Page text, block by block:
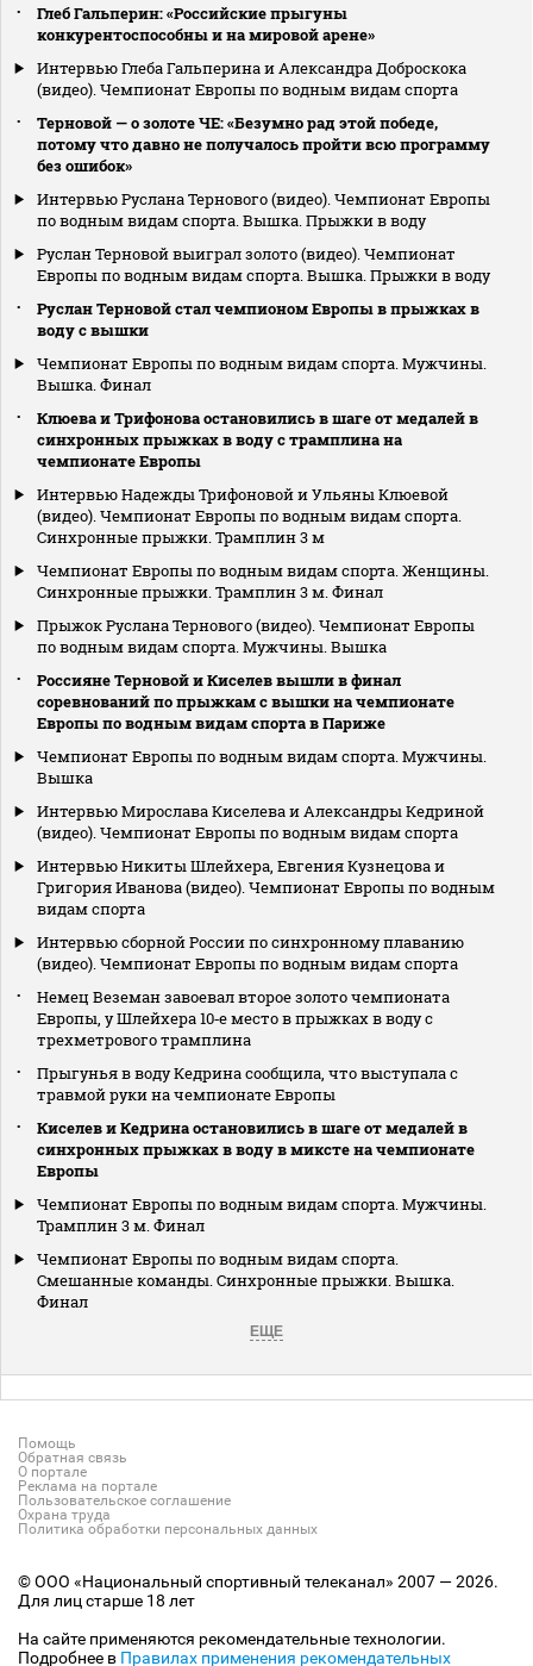
Глеб Гальперин: «Российские прыгуны
конкурентоспособны и на мировой арене»
Интервью Глеба Гальперина и Александра Доброскока
(видео). Чемпионат Европы по водным видам спорта
Терновой — о золоте ЧЕ: «Безумно рад этой победе,
потому что давно не получалось пройти всю программу
без ошибок»
Интервью Руслана Тернового (видео). Чемпионат Европы
по водным видам спорта. Вышка. Прыжки в воду
Руслан Терновой выиграл золото (видео). Чемпионат
Европы по водным видам спорта. Вышка. Прыжки в воду
Руслан Терновой стал чемпионом Европы в прыжках в
воду с вышки
Чемпионат Европы по водным видам спорта. Мужчины.
Вышка. Финал
Клюева и Трифонова остановились в шаге от медалей в
синхронных прыжках в воду c трамплина на
чемпионате Европы
Интервью Надежды Трифоновой и Ульяны Клюевой
(видео). Чемпионат Европы по водным видам спорта.
Синхронные прыжки. Трамплин 3 м
Чемпионат Европы по водным видам спорта. Женщины.
Синхронные прыжки. Трамплин 3 м. Финал
Прыжок Руслана Тернового (видео). Чемпионат Европы
по водным видам спорта. Мужчины. Вышка
Россияне Терновой и Киселев вышли в финал
соревнований по прыжкам с вышки на чемпионате
Европы по водным видам спорта в Париже
Чемпионат Европы по водным видам спорта. Мужчины.
Вышка
Интервью Мирослава Киселева и Александры Кедриной
(видео). Чемпионат Европы по водным видам спорта
Интервью Никиты Шлейхера, Евгения Кузнецова и
Григория Иванова (видео). Чемпионат Европы по водным
видам спорта
Интервью сборной России по синхронному плаванию
(видео). Чемпионат Европы по водным видам спорта
Немец Веземан завоевал второе золото чемпионата
Европы, у Шлейхера 10‑е место в прыжках в воду с
трехметрового трамплина
Прыгунья в воду Кедрина сообщила, что выступала с
травмой руки на чемпионате Европы
Киселев и Кедрина остановились в шаге от медалей в
синхронных прыжках в воду в миксте на чемпионате
Европы
Чемпионат Европы по водным видам спорта. Мужчины.
Трамплин 3 м. Финал
Чемпионат Европы по водным видам спорта.
Смешанные команды. Синхронные прыжки. Вышка.
Финал
ЕЩЕ
Помощь
Обратная связь
О портале
Реклама на портале
Пользовательское соглашение
Охрана труда
Политика обработки персональных данных
© ООО «Национальный спортивный телеканал» 2007 — 2026.
Для лиц старше 18 лет
На сайте применяются рекомендательные технологии.
Подробнее в Правилах применения рекомендательных